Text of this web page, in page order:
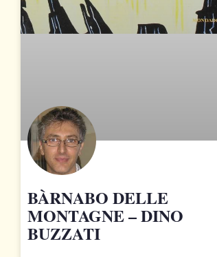
BÀRNABO DELLE
MONTAGNE – DINO
BUZZATI